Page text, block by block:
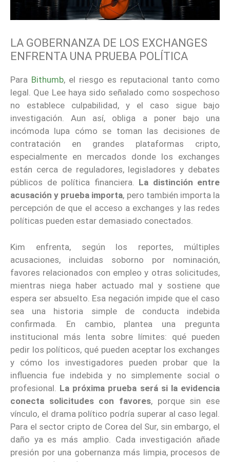
LA GOBERNANZA DE LOS EXCHANGES
ENFRENTA UNA PRUEBA POLÍTICA
Para Bithumb, el riesgo es reputacional tanto como
legal. Que Lee haya sido señalado como sospechoso
no establece culpabilidad, y el caso sigue bajo
investigación. Aun así, obliga a poner bajo una
incómoda lupa cómo se toman las decisiones de
contratación en grandes plataformas cripto,
especialmente en mercados donde los exchanges
están cerca de reguladores, legisladores y debates
públicos de política financiera. La distinción entre
acusación y prueba importa, pero también importa la
percepción de que el acceso a exchanges y las redes
políticas pueden estar demasiado conectados.
Kim enfrenta, según los reportes, múltiples
acusaciones, incluidas soborno por nominación,
favores relacionados con empleo y otras solicitudes,
mientras niega haber actuado mal y sostiene que
espera ser absuelto. Esa negación impide que el caso
sea una historia simple de conducta indebida
confirmada. En cambio, plantea una pregunta
institucional más lenta sobre límites: qué pueden
pedir los políticos, qué pueden aceptar los exchanges
y cómo los investigadores pueden probar que la
influencia fue indebida y no simplemente social o
profesional. La próxima prueba será si la evidencia
conecta solicitudes con favores, porque sin ese
vínculo, el drama político podría superar al caso legal.
Para el sector cripto de Corea del Sur, sin embargo, el
daño ya es más amplio. Cada investigación añade
presión por una gobernanza más limpia, procesos de